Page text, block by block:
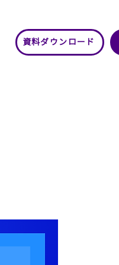
資料ダウンロード